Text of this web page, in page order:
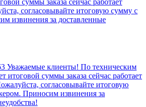
суммы заказа сейчас работает
согласовывайте итоговую сумму с
извинения за доставленные
Уважаемые клиенты! По техническим
итоговой суммы заказа сейчас работает
согласовывайте итоговую
Приносим извинения за